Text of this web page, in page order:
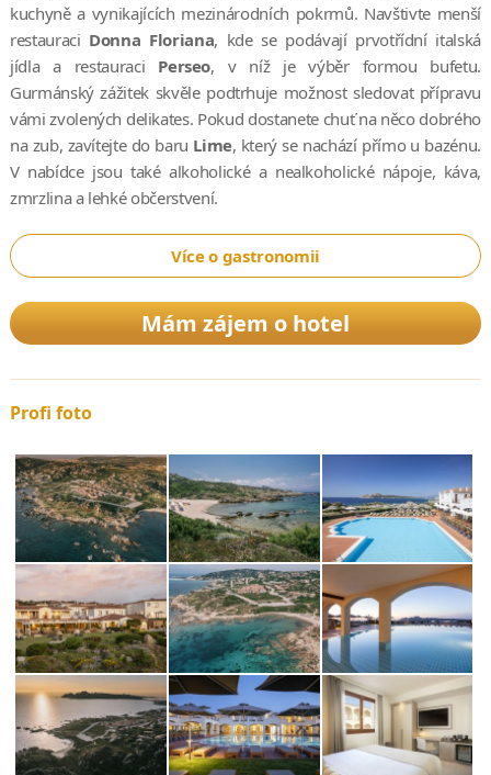
kuchyně a vynikajících mezinárodních pokrmů. Navštivte menší
restauraci Donna Floriana, kde se podávají prvotřídní italská
jídla a restauraci Perseo, v níž je výběr formou bufetu.
Gurmánský zážitek skvěle podtrhuje možnost sledovat přípravu
vámi zvolených delikates. Pokud dostanete chuť na něco dobrého
na zub, zavítejte do baru Lime, který se nachází přímo u bazénu.
V nabídce jsou také alkoholické a nealkoholické nápoje, káva,
zmrzlina a lehké občerstvení.
Více o gastronomii
Mám zájem o hotel
Profi foto